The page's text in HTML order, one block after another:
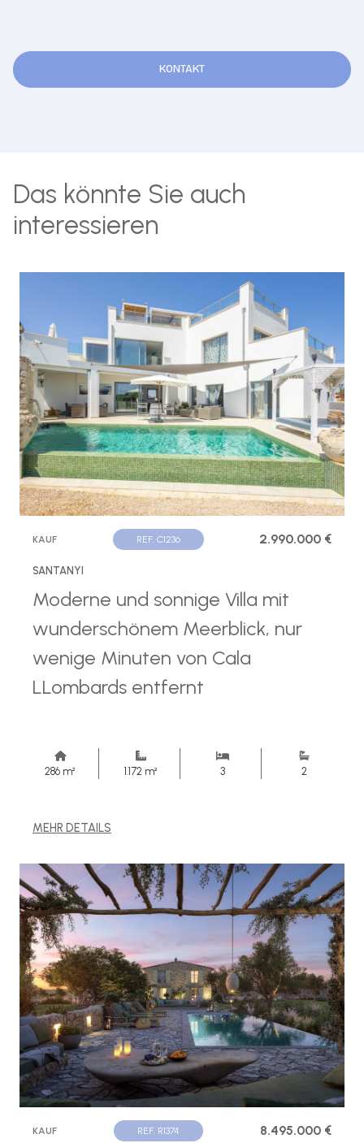
KONTAKT
Das könnte Sie auch
interessieren
KAUF REF. C1236 2.990.000 €
SANTANYI
Moderne und sonnige Villa mit
wunderschönem Meerblick, nur
wenige Minuten von Cala
LLombards entfernt
286 m² 1.172 m² 3 2
MEHR DETAILS
KAUF REF. R1374 8.495.000 €